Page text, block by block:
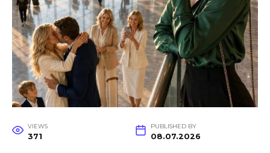
VIEWS
371
PUBLISHED BY
08.07.2026